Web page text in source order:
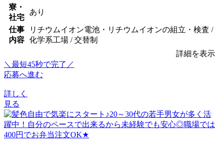
寮・
社宅
あり
仕事
内容
リチウムイオン電池・リチウムイオンの組立・検査 /
化学系工場 / 交替制
詳細を表示
＼最短45秒で完了／
応募へ進む
詳しく
見る